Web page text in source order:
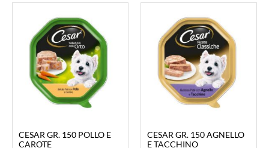
CESAR GR. 150 POLLO E
CAROTE
CESAR GR. 150 AGNELLO
E TACCHINO